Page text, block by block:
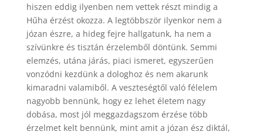
hiszen eddig ilyenben nem vettek részt mindig a
Hűha érzést okozza. A legtöbbször ilyenkor nem a
józan észre, a hideg fejre hallgatunk, ha nem a
szívünkre és tisztán érzelemből döntünk. Semmi
elemzés, utána járás, piaci ismeret, egyszerűen
vonzódni kezdünk a dologhoz és nem akarunk
kimaradni valamiből. A veszteségtől való félelem
nagyobb bennünk, hogy ez lehet életem nagy
dobása, most jól meggazdagszom érzése több
érzelmet kelt bennünk, mint amit a józan ész diktál,